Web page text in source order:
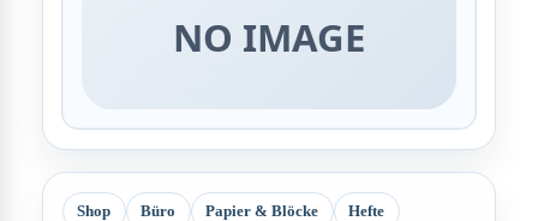
Shop Büro Papier & Blöcke Hefte